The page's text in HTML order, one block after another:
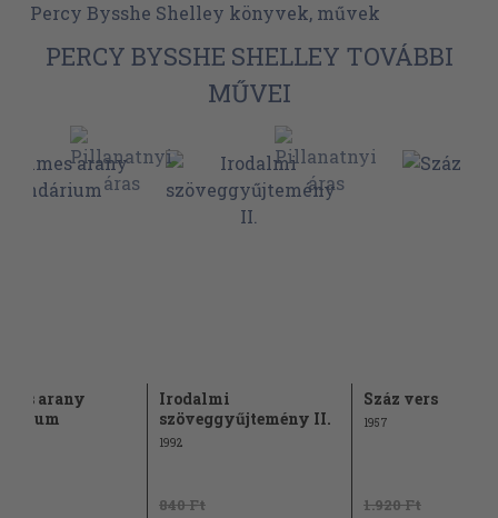
Percy Bysshe Shelley könyvek, művek
PERCY BYSSHE SHELLEY TOVÁBBI
MŰVEI
arany
Irodalmi
szöveggyűjtemény II.
1992
840 Ft
Száz vers
1957
1.920 Ft